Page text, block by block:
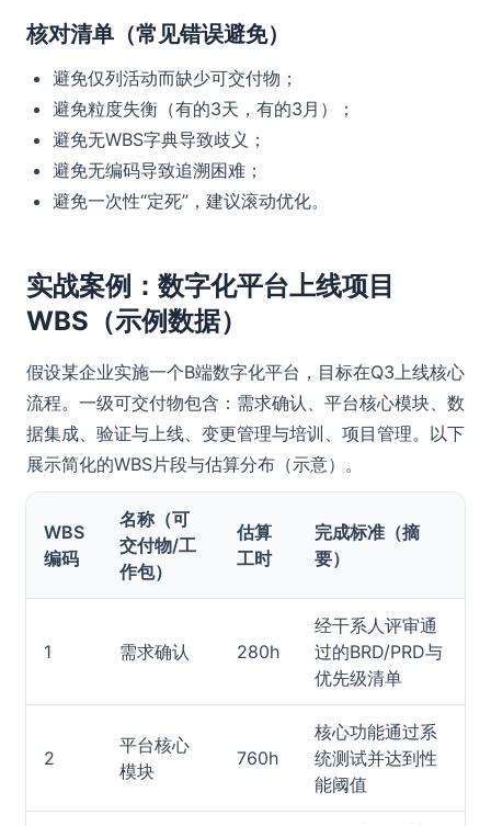
核对清单（常见错误避免）
避免仅列活动而缺少可交付物；
避免粒度失衡（有的3天，有的3月）；
避免无WBS字典导致歧义；
避免无编码导致追溯困难；
避免一次性“定死”，建议滚动优化。
实战案例：数字化平台上线项目
WBS（示例数据）
假设某企业实施一个B端数字化平台，目标在Q3上线核心
流程。一级可交付物包含：需求确认、平台核心模块、数
据集成、验证与上线、变更管理与培训、项目管理。以下
展示简化的WBS片段与估算分布（示意）。
WBS
编码
名称（可
交付物/工
作包）
估算
工时
完成标准（摘
要）
1 需求确认 280h
经干系人评审通
过的BRD/PRD与
优先级清单
2
平台核心
模块
760h
核心功能通过系
统测试并达到性
能阈值